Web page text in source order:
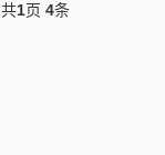
共1页 4条